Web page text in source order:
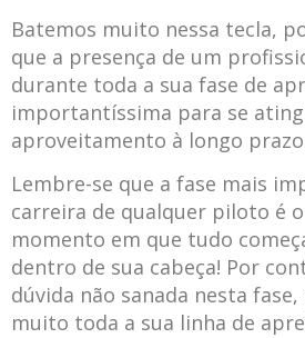
Batemos muito nessa tecla,
que a presença de um
durante toda a sua fase de
importantíssima para se
aproveitamento à longo
Lembre-se que a fase mais
carreira de qualquer piloto é
momento em que tudo
dentro de sua cabeça! Por
dúvida não sanada nesta
muito toda a sua linha de